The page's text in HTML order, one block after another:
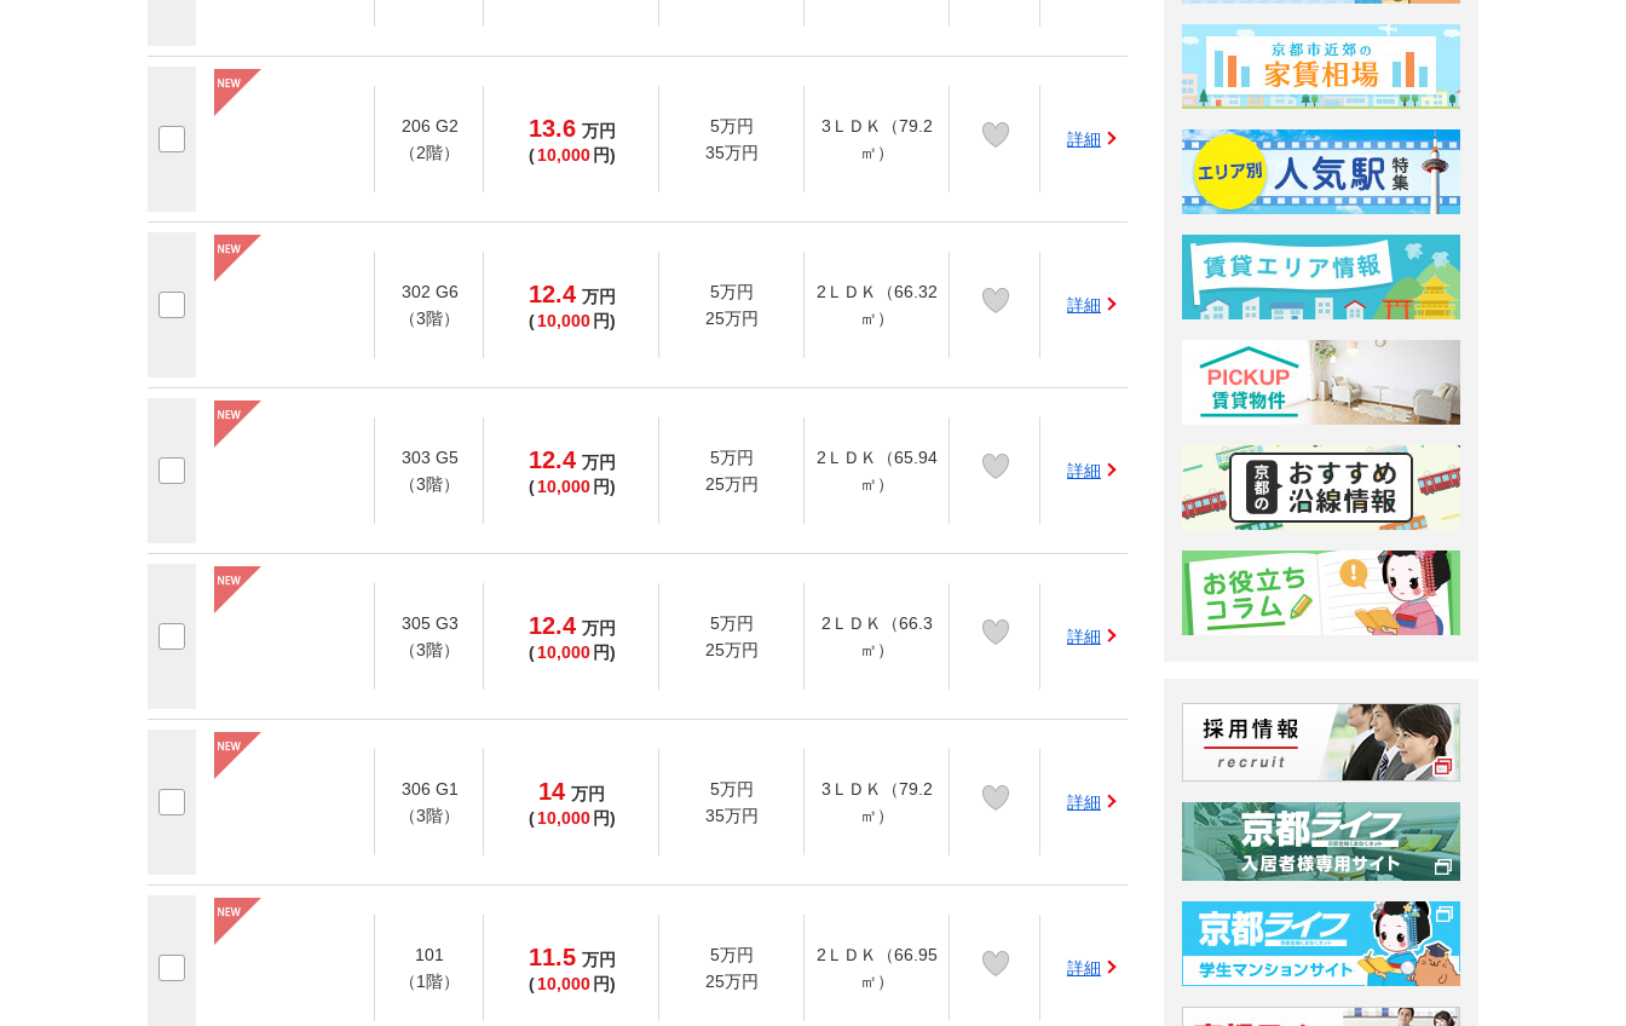
206 G2
（2階）
13.6 万円
( 10,000 円)
5万円
35万円
3ＬＤＫ（79.2
㎡）
詳細
302 G6
（3階）
12.4 万円
( 10,000 円)
5万円
25万円
2ＬＤＫ（66.32
㎡）
詳細
303 G5
（3階）
12.4 万円
( 10,000 円)
5万円
25万円
2ＬＤＫ（65.94
㎡）
詳細
305 G3
（3階）
12.4 万円
( 10,000 円)
5万円
25万円
2ＬＤＫ（66.3
㎡）
詳細
306 G1
（3階）
14 万円
( 10,000 円)
5万円
35万円
3ＬＤＫ（79.2
㎡）
詳細
101
（1階）
11.5 万円
( 10,000 円)
5万円
25万円
2ＬＤＫ（66.95
㎡）
詳細